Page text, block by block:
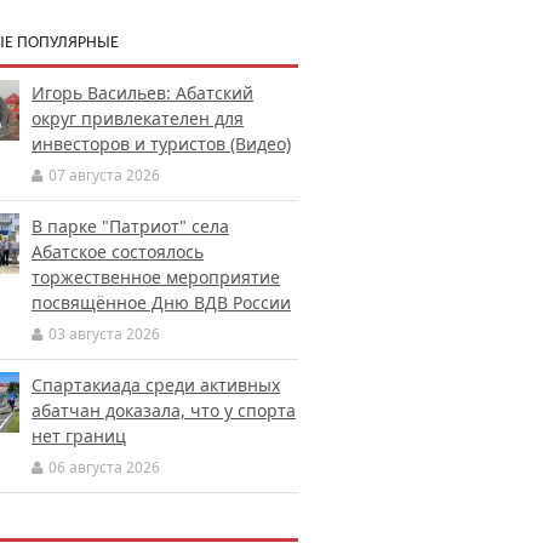
ПОПУЛЯРНЫЕ
Игорь Васильев: Абатский
округ привлекателен для
инвесторов и туристов (Видео)
07 августа 2026
В парке "Патриот" села
Абатское состоялось
торжественное мероприятие
посвящённое Дню ВДВ России
03 августа 2026
Спартакиада среди активных
абатчан доказала, что у спорта
нет границ
06 августа 2026